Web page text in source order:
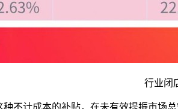
行业闭
不计成本的补贴，在未有效提振市场